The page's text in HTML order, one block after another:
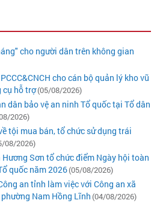
cho người dân trên không gian
cho cán bộ quản lý kho vũ
cụ hỗ trợ(05/08/2026)
dân bảo vệ an ninh Tổ quốc tại Tổ dân
2026)
tội mua bán, tổ chức sử dụng trái
08/2026)
Sơn tổ chức điểm Ngày hội toàn
quốc năm 2026(05/08/2026)
an tỉnh làm việc với Công an xã
Nam Hồng Lĩnh (04/08/2026)